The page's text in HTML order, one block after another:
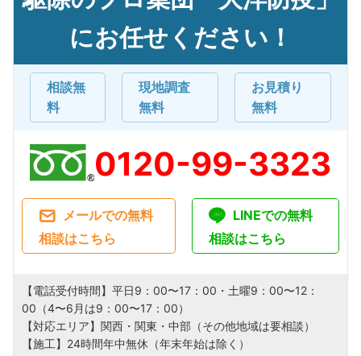
にお任せください！
相談無
料
現地調査
無料
お見積り
無料
0120-99-3323
メールでの無料
相談はこちら
LINEでの無料
相談はこちら
【電話受付時間】平日9：00〜17：00・土曜9：00〜12：
00（4〜6月は9：00〜17：00）
【対応エリア】関西・関東・中部（その他地域は要相談）
【施工】24時間年中無休（年末年始は除く）